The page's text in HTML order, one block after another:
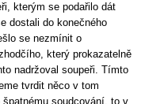
kterým se podařilo dát
dostali do konečného
se nezmínit o
který prokazatelně
nadržoval soupeři. Tímto
tvrdit něco v tom
soudcování, to v